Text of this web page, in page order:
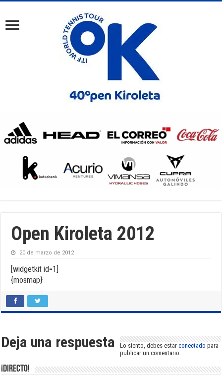
Open Kiroleta 2012
20 de marzo de 2012
[widgetkit id=1]
{mosmap}
Deja una respuesta Lo siento, debes estarconectado para
publicar un comentario.
¡DIRECTO!